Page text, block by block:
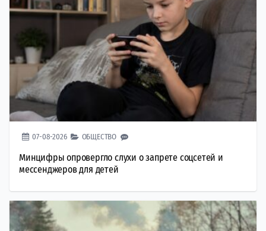
07-08-2026 ОБЩЕСТВО
Минцифры опровергло слухи о запрете соцсетей и
мессенджеров для детей